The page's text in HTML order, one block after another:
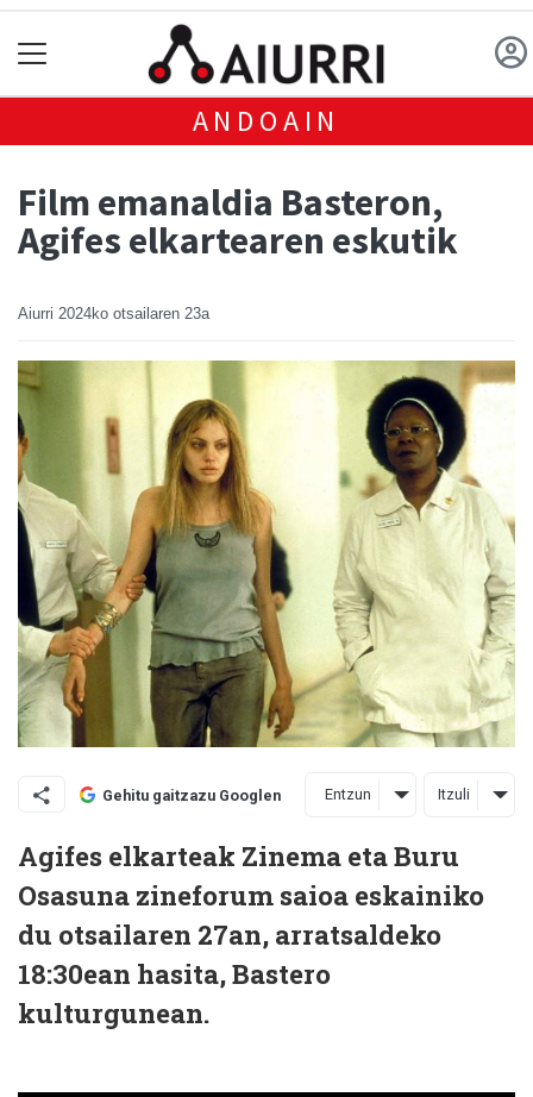
ANDOAIN
Film emanaldia Basteron,
Agifes elkartearen eskutik
Aiurri 2024ko otsailaren 23a
Gehitu gaitzazu Googlen Entzun Itzuli
Agifes elkarteak Zinema eta Buru
Osasuna zineforum saioa eskainiko
du otsailaren 27an, arratsaldeko
18:30ean hasita, Bastero
kulturgunean.